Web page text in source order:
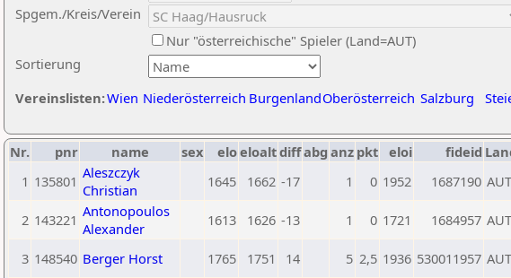
Sortierung
Spgem./Kreis/Verein
Nur "österreichische" Spieler (Land=AUT)
Vereinslisten:Wien Niederösterreich BurgenlandOberösterreich Salzburg
Nr. pnr name sex eloeloaltdiffabg anz pkt eloi fideid
1 135801 Aleszczyk
Christian
1645 1662 -17 1 0 1952 1687190 AUT
2 143221 Antonopoulos
Alexander
1613 1626 -13 1 0 1721 1684957 AUT
3 148540 Berger Horst 1765 1751 14 5 2,5 1936 530011957 AUT